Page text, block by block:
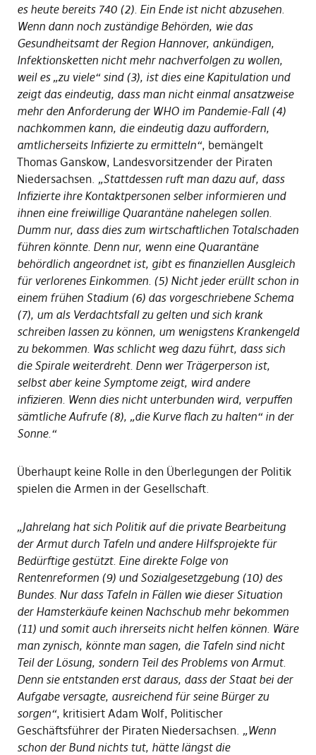
es heute bereits 740 (2). Ein Ende ist nicht abzusehen.
Wenn dann noch zuständige Behörden, wie das
Gesundheitsamt der Region Hannover, ankündigen,
Infektionsketten nicht mehr nachverfolgen zu wollen,
weil es „zu viele“ sind (3), ist dies eine Kapitulation und
zeigt das eindeutig, dass man nicht einmal ansatzweise
mehr den Anforderung der WHO im Pandemie-Fall (4)
nachkommen kann, die eindeutig dazu auffordern,
amtlicherseits Infizierte zu ermitteln“, bemängelt
Thomas Ganskow, Landesvorsitzender der Piraten
Niedersachsen. „Stattdessen ruft man dazu auf, dass
Infizierte ihre Kontaktpersonen selber informieren und
ihnen eine freiwillige Quarantäne nahelegen sollen.
Dumm nur, dass dies zum wirtschaftlichen Totalschaden
führen könnte. Denn nur, wenn eine Quarantäne
behördlich angeordnet ist, gibt es finanziellen Ausgleich
für verlorenes Einkommen. (5) Nicht jeder erüllt schon in
einem frühen Stadium (6) das vorgeschriebene Schema
(7), um als Verdachtsfall zu gelten und sich krank
schreiben lassen zu können, um wenigstens Krankengeld
zu bekommen. Was schlicht weg dazu führt, dass sich
die Spirale weiterdreht. Denn wer Trägerperson ist,
selbst aber keine Symptome zeigt, wird andere
infizieren. Wenn dies nicht unterbunden wird, verpuffen
sämtliche Aufrufe (8), „die Kurve flach zu halten“ in der
Sonne.“
Überhaupt keine Rolle in den Überlegungen der Politik
spielen die Armen in der Gesellschaft.
„Jahrelang hat sich Politik auf die private Bearbeitung
der Armut durch Tafeln und andere Hilfsprojekte für
Bedürftige gestützt. Eine direkte Folge von
Rentenreformen (9) und Sozialgesetzgebung (10) des
Bundes. Nur dass Tafeln in Fällen wie dieser Situation
der Hamsterkäufe keinen Nachschub mehr bekommen
(11) und somit auch ihrerseits nicht helfen können. Wäre
man zynisch, könnte man sagen, die Tafeln sind nicht
Teil der Lösung, sondern Teil des Problems von Armut.
Denn sie entstanden erst daraus, dass der Staat bei der
Aufgabe versagte, ausreichend für seine Bürger zu
sorgen“, kritisiert Adam Wolf, Politischer
Geschäftsführer der Piraten Niedersachsen. „Wenn
schon der Bund nichts tut, hätte längst die